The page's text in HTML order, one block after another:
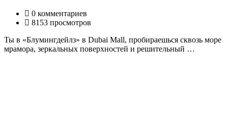
0 комментариев
8153 просмотров
Ты в «Блумингдейлз» в Dubai Mall, пробираешься сквозь море
мрамора, зеркальных поверхностей и решительный …